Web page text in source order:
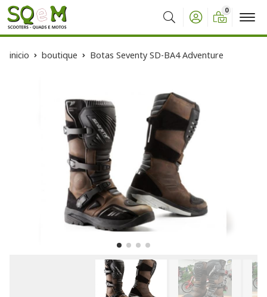
Buscar
0
inicio boutique Botas Seventy SD-BA4 Adventure